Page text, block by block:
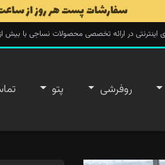
در ارائه تخصصی محصولات نساجی با بیش از 12سال تجربه ...
روفرشی پتو